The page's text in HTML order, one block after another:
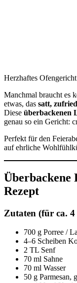
Herzhaftes
Manchmal braucht es
etwas, das satt,
Diese überbackenen
genau so ein Gericht:
Perfekt für den
auf ehrliche
Überbackene
Rezept
Zutaten (für ca.
700 g Porree /
4–6 Scheiben
2 TL Senf
70 ml Sahne
70 ml Wasser
50 g Parmesan,